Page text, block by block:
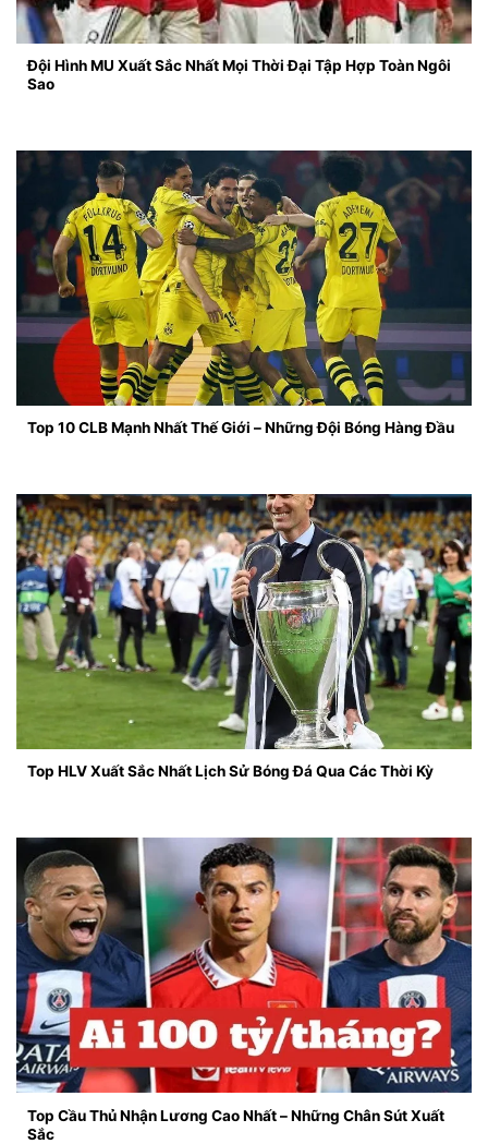
Đội Hình MU Xuất Sắc Nhất Mọi Thời Đại Tập Hợp Toàn Ngôi
Sao
Top 10 CLB Mạnh Nhất Thế Giới – Những Đội Bóng Hàng Đầu
Top HLV Xuất Sắc Nhất Lịch Sử Bóng Đá Qua Các Thời Kỳ
Top Cầu Thủ Nhận Lương Cao Nhất – Những Chân Sút Xuất
Sắc